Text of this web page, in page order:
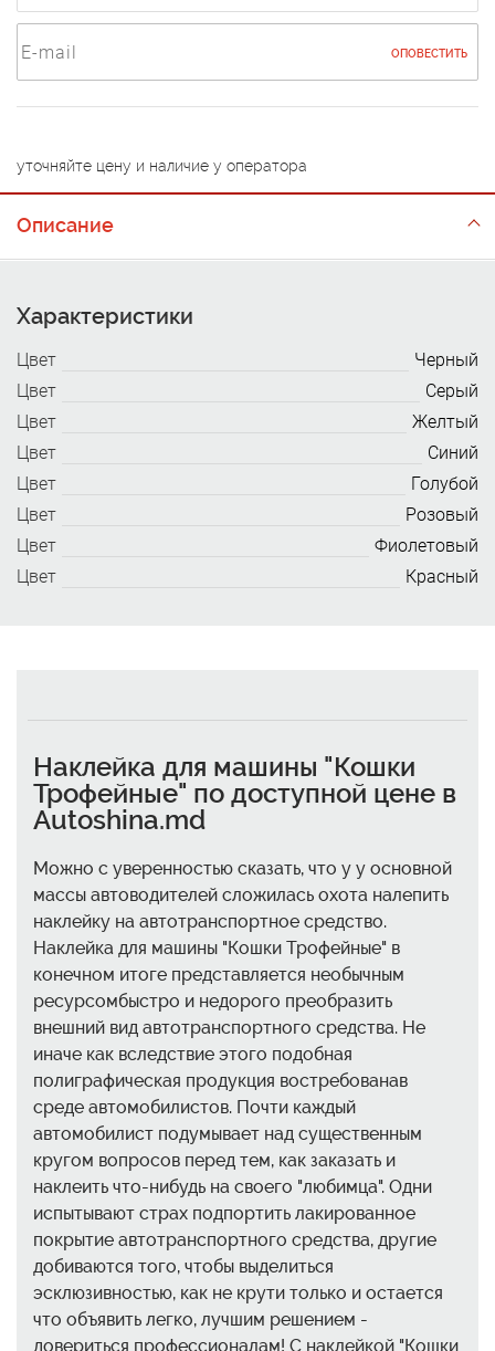
ОПОВЕСТИТЬ
уточняйте цену и наличие у оператора
Описание
Характеристики
Цвет
Черный
Цвет
Серый
Цвет
Желтый
Цвет
Синий
Цвет
Голубой
Цвет
Розовый
Цвет
Фиолетовый
Цвет
Красный
Наклейка для машины "Кошки
Трофейные" по доступной цене в
Autoshina.md
Можно с уверенностью сказать, что у у основной
массы автоводителей сложилась охота налепить
наклейку на автотранспортное средство.
Наклейка для машины "Кошки Трофейные" в
конечном итоге представляется необычным
ресурсомбыстро и недорого преобразить
внешний вид автотранспортного средства. Не
иначе как вследствие этого подобная
полиграфическая продукция востребованав
среде автомобилистов. Почти каждый
автомобилист подумывает над существенным
кругом вопросов перед тем, как заказать и
наклеить что-нибудь на своего "любимца". Одни
испытывают страх подпортить лакированное
покрытие автотранспортного средства, другие
добиваются того, чтобы выделиться
эсклюзивностью, как не крути только и остается
что объявить легко, лучшим решением -
довериться профессионалам! С наклейкой "Кошки